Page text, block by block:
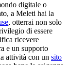
digitale o
a Meleti hai la
, otterrai non solo
di essere
ricevere
e un supporto
attività con un sito